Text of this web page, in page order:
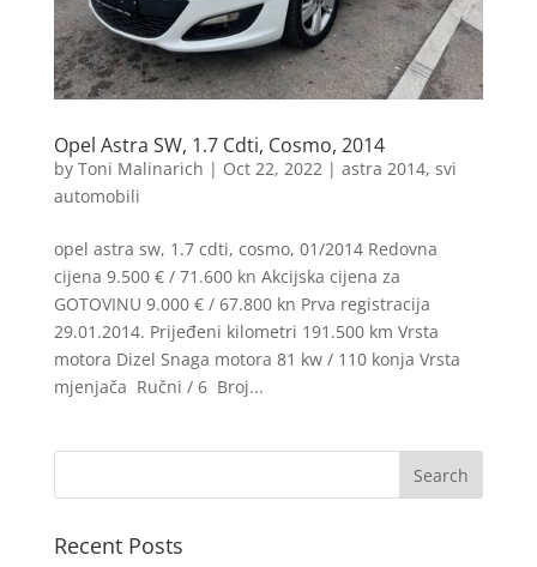
Opel Astra SW, 1.7 Cdti, Cosmo, 2014
by Toni Malinarich | Oct 22, 2022 | astra 2014, svi
automobili
opel astra sw, 1.7 cdti, cosmo, 01/2014 Redovna
cijena 9.500 € / 71.600 kn Akcijska cijena za
GOTOVINU 9.000 € / 67.800 kn Prva registracija
29.01.2014. Prijeđeni kilometri 191.500 km Vrsta
motora Dizel Snaga motora 81 kw / 110 konja Vrsta
mjenjača Ručni / 6 Broj...
Recent Posts